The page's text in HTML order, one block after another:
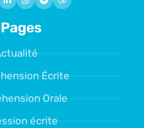
Écrite
Orale
écrite